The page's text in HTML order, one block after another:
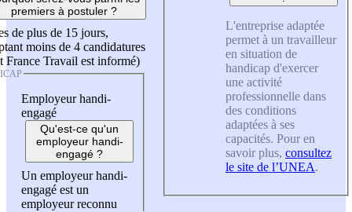
premiers à postuler ?
de plus de 15 jours,
moins de 4 candidatures
France Travail est informé)
Employeur handi-
engagé
Qu'est-ce qu'un
employeur handi-
engagé ?
Un employeur handi-
engagé est un
employeur reconnu
L'entreprise adaptée
permet à un travailleur
en situation de
handicap d'exercer
une activité
professionnelle dans
des conditions
adaptées à ses
capacités. Pour en
savoir plus, consultez
le site de l’UNEA.